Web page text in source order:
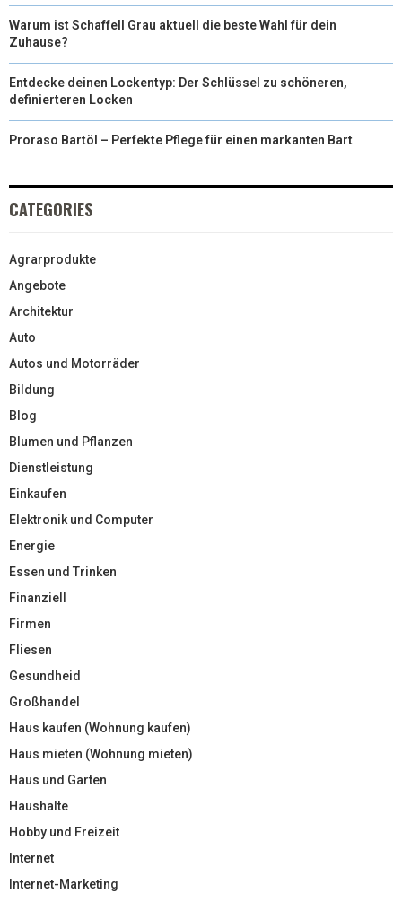
Warum ist Schaffell Grau aktuell die beste Wahl für dein
Zuhause?
Entdecke deinen Lockentyp: Der Schlüssel zu schöneren,
definierteren Locken
Proraso Bartöl – Perfekte Pflege für einen markanten Bart
CATEGORIES
Agrarprodukte
Angebote
Architektur
Auto
Autos und Motorräder
Bildung
Blog
Blumen und Pflanzen
Dienstleistung
Einkaufen
Elektronik und Computer
Energie
Essen und Trinken
Finanziell
Firmen
Fliesen
Gesundheid
Großhandel
Haus kaufen (Wohnung kaufen)
Haus mieten (Wohnung mieten)
Haus und Garten
Haushalte
Hobby und Freizeit
Internet
Internet-Marketing